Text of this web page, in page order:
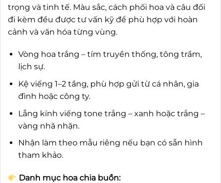
trọng và tinh tế. Màu sắc, cách phối hoa và câu đối
đi kèm đều được tư vấn kỹ để phù hợp với hoàn
cảnh và văn hóa từng vùng.
Vòng hoa trắng – tím truyền thống, tông trầm,
lịch sự.
Kệ viếng 1–2 tầng, phù hợp gửi từ cá nhân, gia
đình hoặc công ty.
Lẵng kính viếng tone trắng – xanh hoặc trắng –
vàng nhã nhặn.
Nhận làm theo mẫu riêng nếu bạn có sẵn hình
tham khảo.
Danh mục hoa chia buồn: